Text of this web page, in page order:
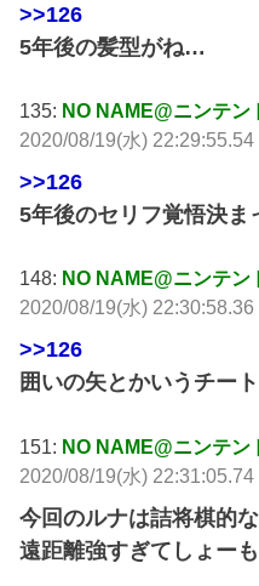
>>126
5年後の髪型がね…
135: NO NAME@ニンテン
2020/08/19(水)
>>126
5年後のセリフ覚悟決ま
148: NO NAME@ニンテン
2020/08/19(水)
>>126
囲いの矢とかいうチート
151: NO NAME@ニンテン
2020/08/19(水)
今回のルナは詰将棋的
遠距離強すぎてしょー